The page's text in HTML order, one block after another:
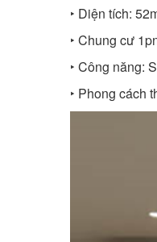
‣ Diện tích:
‣ Chung cư
‣ Công năng:
‣ Phong cách